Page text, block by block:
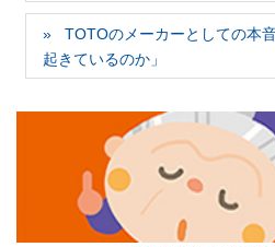
TOTOのメーカーとしての
起きているのか」